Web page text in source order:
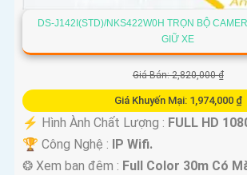
DS-J142I(STD)/NKS422W0H TRỌN BỘ
GIỮ XE
Giá Bán: 2,820,000 ₫
Giá Khuyến Mại: 1,974,000 ₫
️⚡ Hình Ành Chất Lượng : FULL HD
🏆 Công Nghệ :
IP Wifi.
❂ Xem ban đêm : Full Color 30m Có